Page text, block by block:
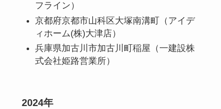
フライン）
京都府京都市山科区大塚南溝町（アイデ
ィホーム(株)大津店）
兵庫県加古川市加古川町稲屋（一建設株
式会社姫路営業所）
2024年